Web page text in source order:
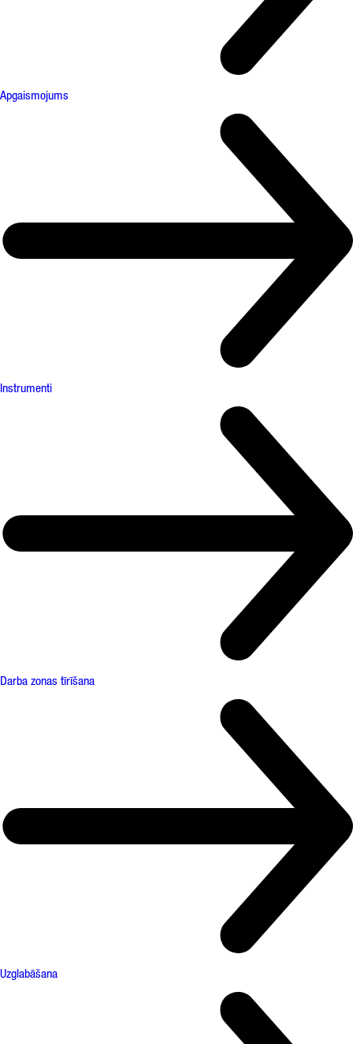
Apgaismojums
Instrumenti
Darba zonas tīrīšana
Uzglabāšana